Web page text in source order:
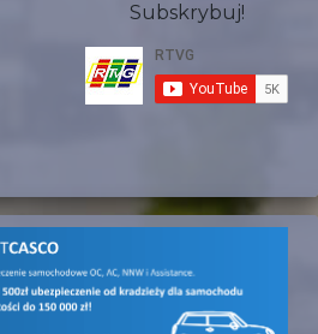
Subskrybuj!